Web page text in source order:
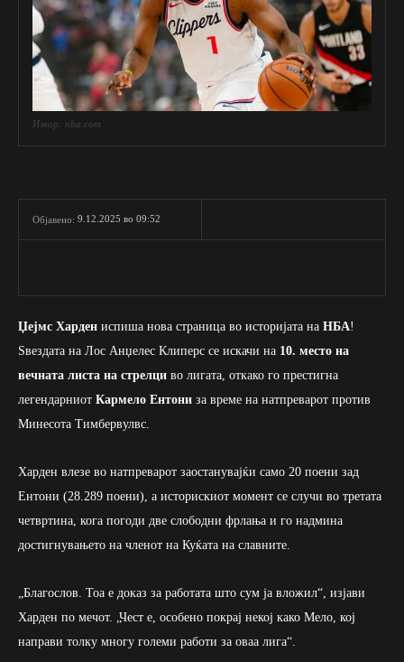
Извор: nba.com
Објавено: 9.12.2025 во 09:52
Џејмс Харден испиша нова страница во историјата на НБА!
Ѕвездата на Лос Анџелес Клиперс се искачи на 10. место на
вечната листа на стрелци во лигата, откако го престигна
легендарниот Кармело Ентони за време на натпреварот против
Минесота Тимбервулвс.
Харден влезе во натпреварот заостанувајќи само 20 поени зад
Ентони (28.289 поени), а историскиот момент се случи во третата
четвртина, кога погоди две слободни фрлања и го надмина
достигнувањето на членот на Куќата на славните.
„Благослов. Тоа е доказ за работата што сум ја вложил“, изјави
Харден по мечот. „Чест е, особено покрај некој како Мело, кој
направи толку многу големи работи за оваа лига“.